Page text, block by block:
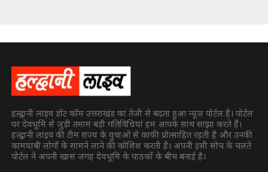
हल्द्वानी लाइव डॉट कॉम उत्तराखंड का तेजी से बढ़ता हुआ न्यूज पोर्टल है। पोर्टल
पर देवभूमि से जुड़ी तमाम बड़ी गतिविधियां हम आपके साथ साझा करते हैं।
हल्द्वानी लाइव की टीम राज्य के युवाओं से काफी प्रोत्साहित रहती है और उनकी
कामयाबी लोगों के सामने लाने की कोशिश करती है। अपनी इसी सोच के चलते
पोर्टल ने अपनी खास जगह देवभूमि के पाठकों के बीच बनाई है।